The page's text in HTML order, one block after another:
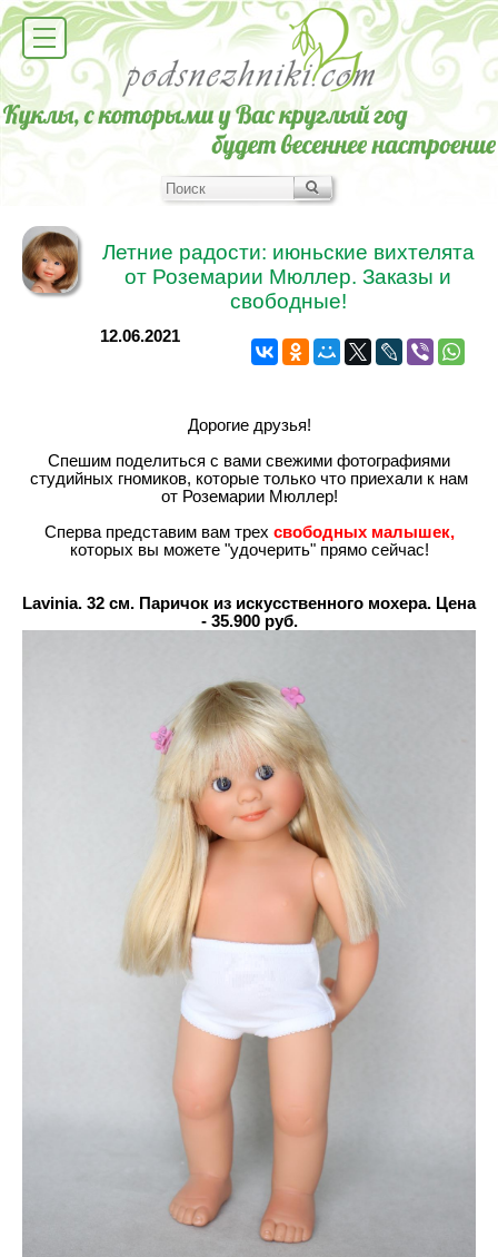
Летние радости: июньские вихтелята
от Роземарии Мюллер. Заказы и
свободные!
12.06.2021
Дорогие друзья!
Спешим поделиться с вами свежими фотографиями
студийных гномиков, которые только что приехали к нам
от Роземарии Мюллер!
Сперва представим вам трех свободных малышек,
которых вы можете "удочерить" прямо сейчас!
Lavinia. 32 см. Паричок из искусственного мохера. Цена
- 35.900 руб.